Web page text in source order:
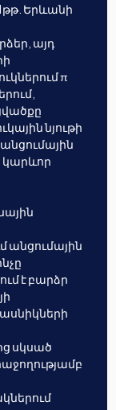
Երևանի
այդ
π
նյութի
կարևոր
անցումային
է բարձր
սկսած